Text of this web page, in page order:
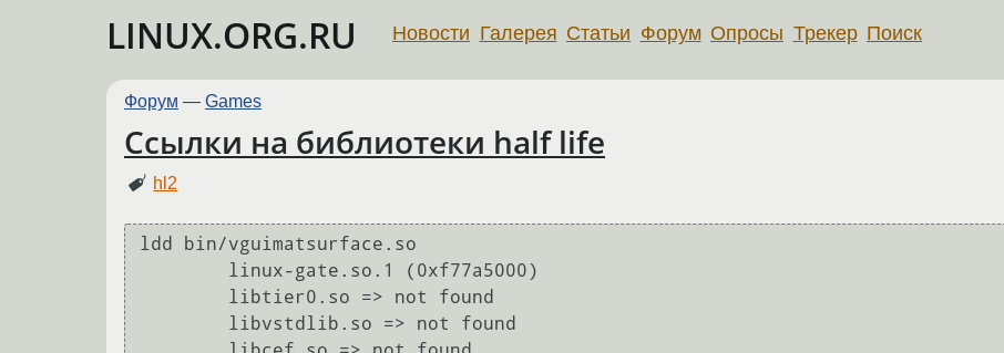
LINUX.ORG.RU Новости Галерея Статьи Форум Опросы Трекер Поиск
Форум — Games
Ссылки на библиотеки half life
hl2
ldd bin/vguimatsurface.so